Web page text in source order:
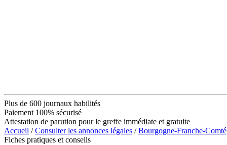
Plus de 600 journaux habilités
Paiement 100% sécurisé
Attestation de parution pour le greffe immédiate et gratuite
Accueil /Consulter les annonces légales /Bourgogne-Franche-Comté
Fiches pratiques et conseils